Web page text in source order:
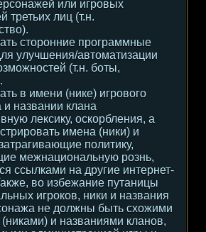
или игровых
третьих лиц (т.н.
сторонние программные
улучшения/автоматизации
(т.н. боты,
в имени (нике) игрового
названии клана
лексику, оскорбления, а
имена (ники) и
политику,
межнациональную рознь,
ссылками на другие интернет-
во избежание путаницы
игроков, ники и названия
не должны быть схожими
и названиями кланов,